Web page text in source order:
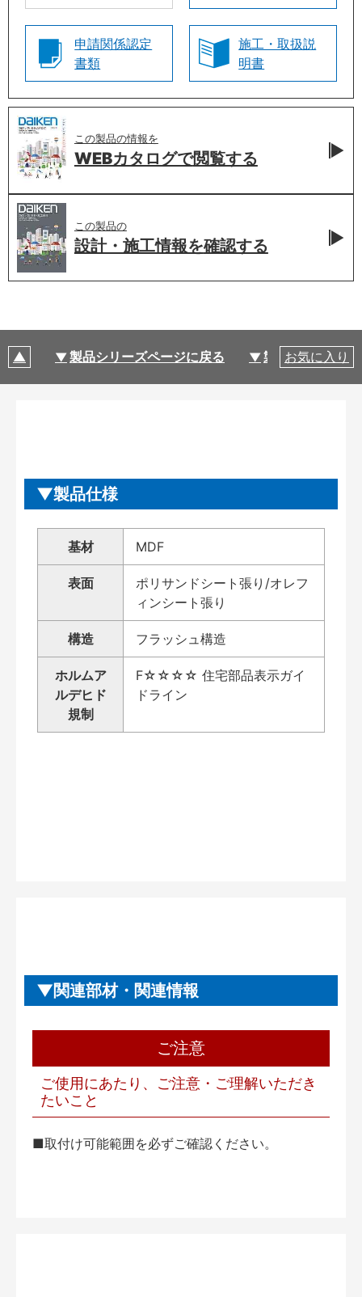
申請関係認定
書類
施工・取扱説
明書
この製品の情報を
WEBカタログで閲覧する
この製品の
設計・施工情報を確認する
製品シリーズページに戻る 製品仕様
お気に入り
製品仕様
基材 MDF
表面
ポリサンドシート張り/オレフ
ィンシート張り
構造 フラッシュ構造
ホルムア
ルデヒド
規制
F☆☆☆☆ 住宅部品表示ガイ
ドライン
関連部材・関連情報
ご注意
ご使用にあたり、ご注意・ご理解いただき
たいこと
■取付け可能範囲を必ずご確認ください。